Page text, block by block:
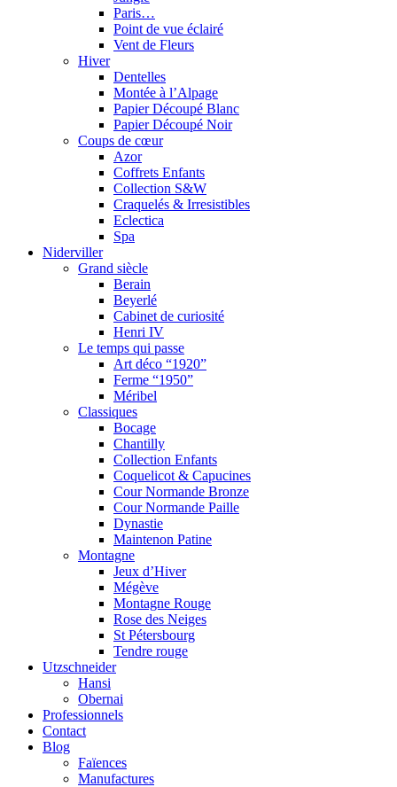
Paris…
Point de vue éclairé
Vent de Fleurs
Hiver
Dentelles
Montée à l’Alpage
Papier Découpé Blanc
Papier Découpé Noir
Coups de cœur
Azor
Coffrets Enfants
Collection S&W
Craquelés & Irresistibles
Eclectica
Spa
Niderviller
Grand siècle
Berain
Beyerlé
Cabinet de curiosité
Henri IV
Le temps qui passe
Art déco “1920”
Ferme “1950”
Méribel
Classiques
Bocage
Chantilly
Collection Enfants
Coquelicot & Capucines
Cour Normande Bronze
Cour Normande Paille
Dynastie
Maintenon Patine
Montagne
Jeux d’Hiver
Mégève
Montagne Rouge
Rose des Neiges
St Pétersbourg
Tendre rouge
Utzschneider
Hansi
Obernai
Professionnels
Contact
Blog
Faïences
Manufactures